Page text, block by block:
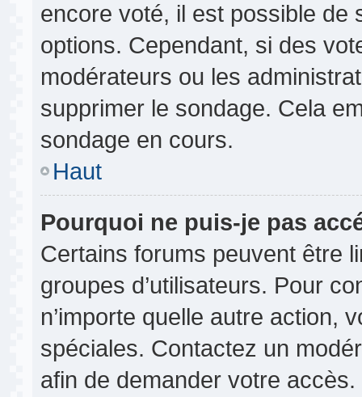
encore voté, il est possible de
options. Cependant, si des
modérateurs ou les
supprimer le sondage. Cela
sondage en cours.
Haut
Pourquoi ne puis-je pas
Certains forums peuvent être
groupes d’utilisateurs. Pour
n’importe quelle autre action,
spéciales. Contactez un
afin de demander votre accès.